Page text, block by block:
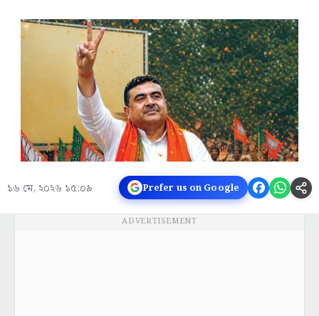
১৬ মে, ২০২৬ ১৫:০৯ Prefer us on Google
ADVERTISEMENT